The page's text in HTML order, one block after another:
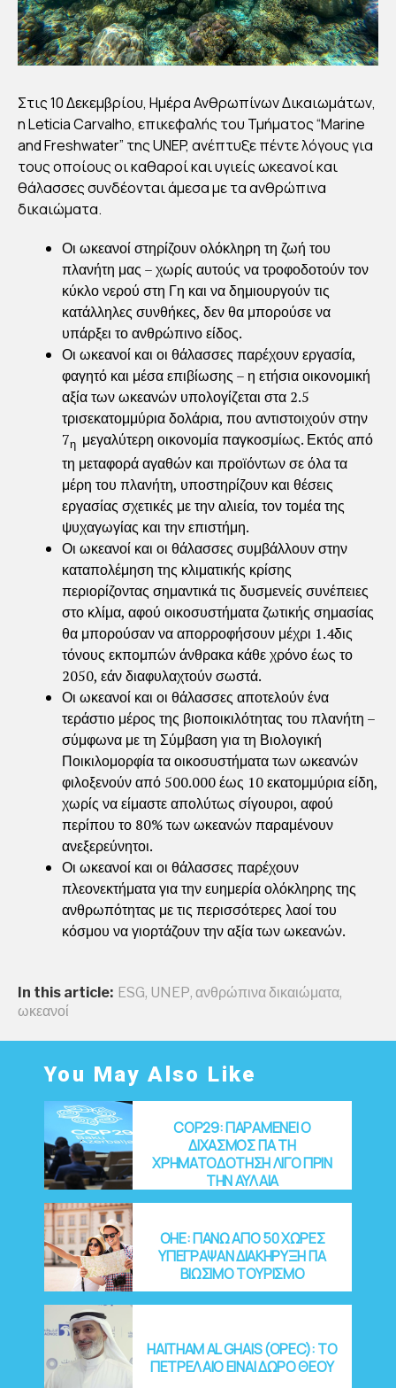
ΜΑ
ΤΑ
Στέλλα
Αυγου
στάκη
Publish
ed
Στις 10 Δεκεμβρίου, Ημέρα Ανθρωπίνων Δικαιωμάτων,
η Leticia Carvalho, επικεφαλής του Τμήματος “Marine
and Freshwater” της UNEP, ανέπτυξε πέντε λόγους για
τους οποίους οι καθαροί και υγιείς ωκεανοί και
θάλασσες συνδέονται άμεσα με τα ανθρώπινα
δικαιώματα.
Οι ωκεανοί στηρίζουν ολόκληρη τη ζωή του
πλανήτη μας – χωρίς αυτούς να τροφοδοτούν τον
κύκλο νερού στη Γη και να δημιουργούν τις
κατάλληλες συνθήκες, δεν θα μπορούσε να
υπάρξει το ανθρώπινο είδος.
Οι ωκεανοί και οι θάλασσες παρέχουν εργασία,
φαγητό και μέσα επιβίωσης – η ετήσια οικονομική
αξία των ωκεανών υπολογίζεται στα 2.5
τρισεκατομμύρια δολάρια, που αντιστοιχούν στην
7η μεγαλύτερη οικονομία παγκοσμίως. Εκτός από
τη μεταφορά αγαθών και προϊόντων σε όλα τα
μέρη του πλανήτη, υποστηρίζουν και θέσεις
εργασίας σχετικές με την αλιεία, τον τομέα της
ψυχαγωγίας και την επιστήμη.
Οι ωκεανοί και οι θάλασσες συμβάλλουν στην
καταπολέμηση της κλιματικής κρίσης
περιορίζοντας σημαντικά τις δυσμενείς συνέπειες
στο κλίμα, αφού οικοσυστήματα ζωτικής σημασίας
θα μπορούσαν να απορροφήσουν μέχρι 1.4δις
τόνους εκπομπών άνθρακα κάθε χρόνο έως το
2050, εάν διαφυλαχτούν σωστά.
Οι ωκεανοί και οι θάλασσες αποτελούν ένα
τεράστιο μέρος της βιοποικιλότητας του πλανήτη –
σύμφωνα με τη Σύμβαση για τη Βιολογική
Ποικιλομορφία τα οικοσυστήματα των ωκεανών
φιλοξενούν από 500.000 έως 10 εκατομμύρια είδη,
χωρίς να είμαστε απολύτως σίγουροι, αφού
περίπου το 80% των ωκεανών παραμένουν
ανεξερεύνητοι.
Οι ωκεανοί και οι θάλασσες παρέχουν
πλεονεκτήματα για την ευημερία ολόκληρης της
ανθρωπότητας με τις περισσότερες λαοί του
κόσμου να γιορτάζουν την αξία των ωκεανών.
In this article: ESG, UNEP, ανθρώπινα δικαιώματα,
ωκεανοί
You May Also Like
COP29: ΠΑΡΑΜΕΝΕΙ Ο
ΔΙΧΑΣΜΟΣ ΓΙΑ ΤΗ
ΧΡΗΜΑΤΟΔΟΤΗΣΗ ΛΙΓΟ ΠΡΙΝ
ΤΗΝ ΑΥΛΑΙΑ
OHE: ΠΑΝΩ ΑΠΟ 50 ΧΩΡΕΣ
ΥΠΕΓΡΑΨΑΝ ΔΙΑΚΗΡΥΞΗ ΓΙΑ
ΒΙΩΣΙΜΟ ΤΟΥΡΙΣΜΟ
HAITHAM AL GHAIS (OPEC): ΤΟ
ΠΕΤΡΕΛΑΙΟ ΕΙΝΑΙ ΔΩΡΟ ΘΕΟΥ